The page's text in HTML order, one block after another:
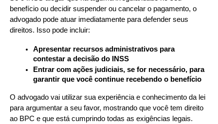
benefício ou decidir suspender ou cancelar o pagamento, o
advogado pode atuar imediatamente para defender seus
direitos. Isso pode incluir:
Apresentar recursos administrativos para
contestar a decisão do INSS
Entrar com ações judiciais, se for necessário, para
garantir que você continue recebendo o benefício
O advogado vai utilizar sua experiência e conhecimento da lei
para argumentar a seu favor, mostrando que você tem direito
ao BPC e que está cumprindo todas as exigências legais.